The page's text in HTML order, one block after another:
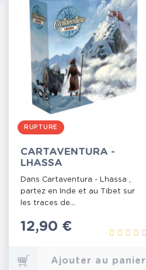
RUPTURE
CARTAVENTURA -
LHASSA
Dans Cartaventura - Lhassa ,
partez en Inde et au Tibet sur
les traces de...
Prix
12,90 €
Ajouter au panier